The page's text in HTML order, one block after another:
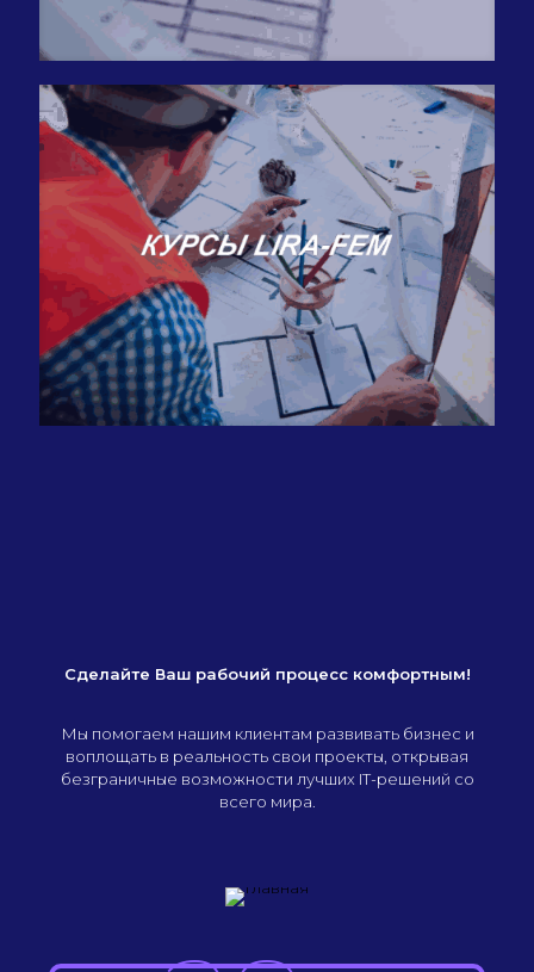
Сделайте Ваш рабочий процесс комфортным!
Мы помогаем нашим клиентам развивать бизнес и
воплощать в реальность свои проекты, открывая
безграничные возможности лучших IT-решений со
всего мира.